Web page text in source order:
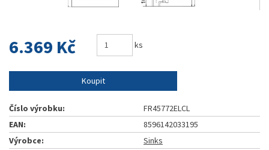
6.369 Kč ks
Koupit
Číslo výrobku:
FR45772ELCL
EAN:
8596142033195
Výrobce:
Sinks